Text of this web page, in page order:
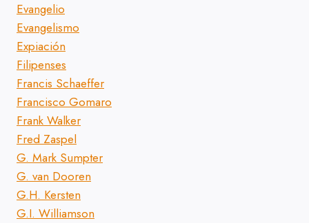
Evangelio
Evangelismo
Expiación
Filipenses
Francis Schaeffer
Francisco Gomaro
Frank Walker
Fred Zaspel
G. Mark Sumpter
G. van Dooren
G.H. Kersten
G.I. Williamson